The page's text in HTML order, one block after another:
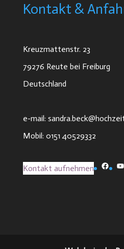
Kontakt &
Kreuzmattenstr. 23
79276 Reute bei Freiburg
Deutschland
e-mail:
Mobil: 0151 40529332
Kontakt aufnehmen